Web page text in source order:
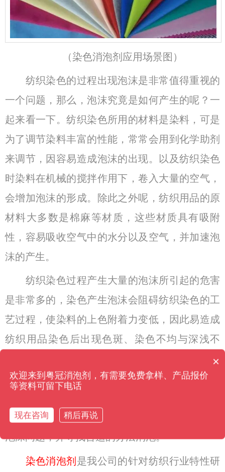
（染色消泡剂应用场景图）
纺织染色的过程出现泡沫是非常值得重视的
一个问题，那么，泡沫究竟是如何产生的呢？一
起来看一下。纺织染色所用的材料是染料，可是
为了调节染料丰富的性能，常常会用到化学助剂
来调节，因容易造成泡沫的出现。以及纺织染色
时染料在机械的搅拌作用下，卷入大量的空气，
会增加泡沫的形成。除此之外呢，纺织用品的原
材料大多数是棉麻等材质，这些材质具有吸附
性，容易吸收空气中的水分以及空气，并加速泡
沫的产生。
纺织染色过程产生大量的泡沫所引起的危害
是非常多的，染色产生泡沫会阻碍纺织染色的工
艺过程，使染料的上色附着力变低，因此易造成
纺织用品染色后出现色斑、染色不均与深浅不
一、印染图案不完整的情况发生，直接影响纺织
用品的质量，严重的时候会造成残次品，大大地
所产生的危害是非常大的，值得每个纺织人重视
泡沫问题，并寻找合适的办法消泡。
染色消泡剂 是我公司的针对纺织行业特性研
消泡剂有哪些种类？
×
欢迎来到粤冠消泡剂，有需要免费拿样、产品报价
等资料可留下电话
现在咨询 稍后再说